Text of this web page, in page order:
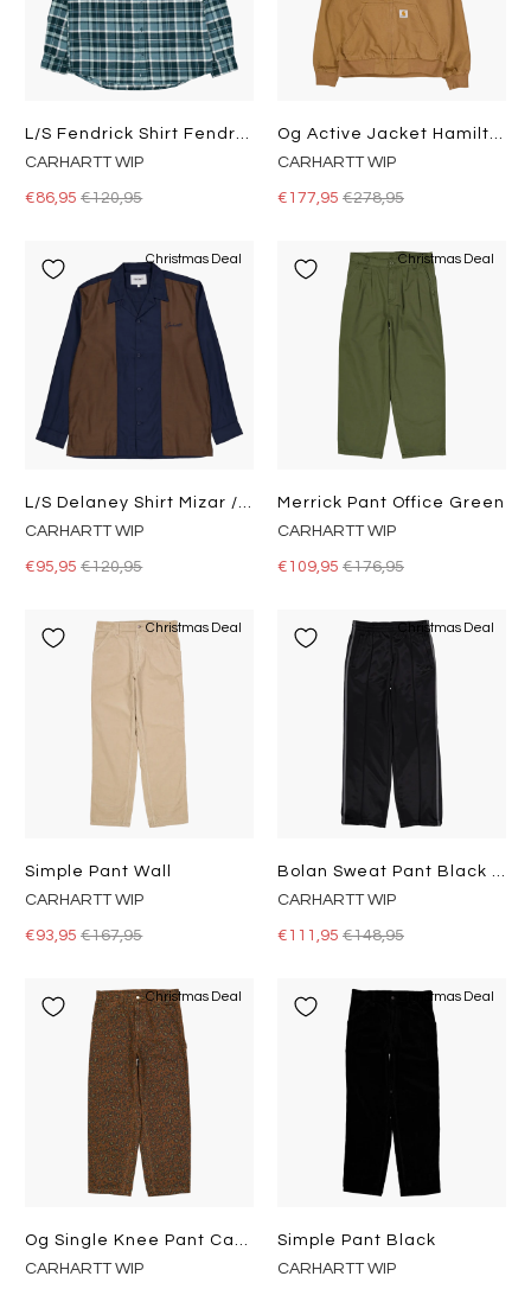
L/s Fendrick Shirt Fendrick Check, Deep Lagoon
CARHARTT WIP
€86,95€120,95
Og Active Jacket Hamilton Brown
CARHARTT WIP
€177,95 €278,95
Christmas Deal
L/s Delaney Shirt Mizar / Liberica
CARHARTT WIP
€95,95€120,95
Christmas Deal
Merrick Pant Office Green
CARHARTT WIP
€109,95 €176,95
Christmas Deal
Simple Pant Wall
CARHARTT WIP
€93,95€167,95
Christmas Deal
Bolan Sweat Pant Black / Graphite
CARHARTT WIP
€111,95 €148,95
Christmas Deal
CARHARTT WIP
Christmas Deal
Simple Pant Black
CARHARTT WIP